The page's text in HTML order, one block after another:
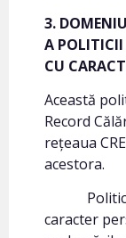
3.
A POLITICII
CU
Această
Record
rețeaua
acestora.
Politica
caracter